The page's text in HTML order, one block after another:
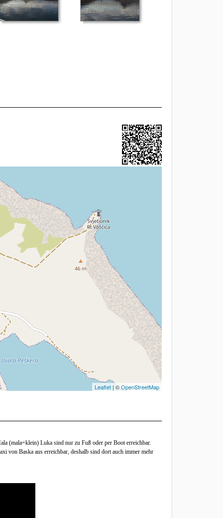
Leaflet| ©OpenStreetMap
(mala=klein) Luka sind nur zu Fuß oder per Boot erreichbar.
von Baska aus erreichbar, deshalb sind dort auch immer mehr